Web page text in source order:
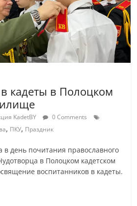
кадеты в Полоцком
KadetBY
0 Comments
, ПКУ, Праздник
в день почитания православного
в Полоцком кадетском
воспитанников в кадеты.